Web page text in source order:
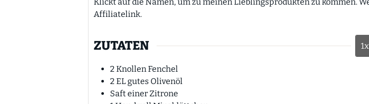
Affiliatelink.
ZUTATEN 1x
2 Knollen Fenchel
2 ELgutes Olivenöl
Saft einer Zitrone